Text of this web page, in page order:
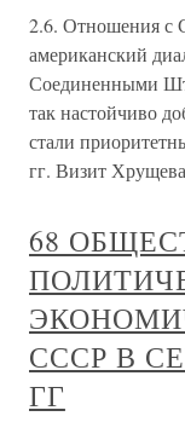
2.6. Отношения с
американский
Соединенными
так настойчиво
стали
гг. Визит
68
СССР В
ГГ